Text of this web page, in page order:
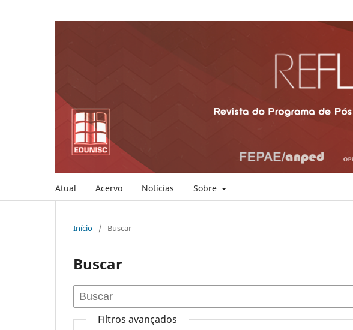
Atual Acervo Notícias Sobre
Início / Buscar
Buscar
Filtros avançados